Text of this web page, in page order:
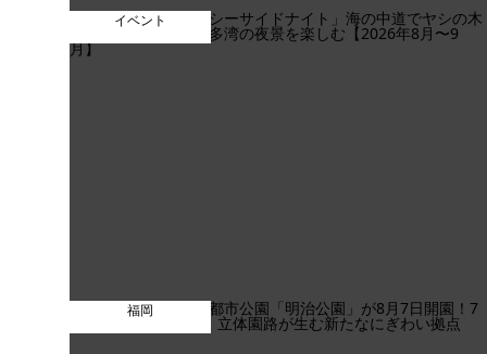
イベント
福岡